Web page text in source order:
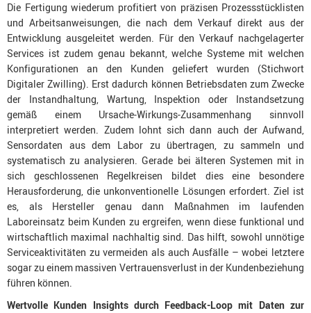
Die Fertigung wiederum profitiert von präzisen Prozessstücklisten
und Arbeitsanweisungen, die nach dem Verkauf direkt aus der
Entwicklung ausgeleitet werden. Für den Verkauf nachgelagerter
Services ist zudem genau bekannt, welche Systeme mit welchen
Konfigurationen an den Kunden geliefert wurden (Stichwort
Digitaler Zwilling). Erst dadurch können Betriebsdaten zum Zwecke
der Instandhaltung, Wartung, Inspektion oder Instandsetzung
gemäß einem Ursache-Wirkungs-Zusammenhang sinnvoll
interpretiert werden. Zudem lohnt sich dann auch der Aufwand,
Sensordaten aus dem Labor zu übertragen, zu sammeln und
systematisch zu analysieren. Gerade bei älteren Systemen mit in
sich geschlossenen Regelkreisen bildet dies eine besondere
Herausforderung, die unkonventionelle Lösungen erfordert. Ziel ist
es, als Hersteller genau dann Maßnahmen im laufenden
Laboreinsatz beim Kunden zu ergreifen, wenn diese funktional und
wirtschaftlich maximal nachhaltig sind. Das hilft, sowohl unnötige
Serviceaktivitäten zu vermeiden als auch Ausfälle – wobei letztere
sogar zu einem massiven Vertrauensverlust in der Kundenbeziehung
führen können.
Wertvolle Kunden Insights durch Feedback-Loop mit Daten zur